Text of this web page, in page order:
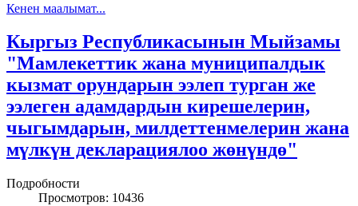
Кенен маалымат...
Кыргыз Республикасынын Мыйзамы
"Мамлекеттик жана муниципалдык
кызмат орундарын ээлеп турган же
ээлеген адамдардын кирешелерин,
чыгымдарын, милдеттенмелерин жана
мүлкүн декларациялоо жөнүндө"
Подробности
Просмотров: 10436